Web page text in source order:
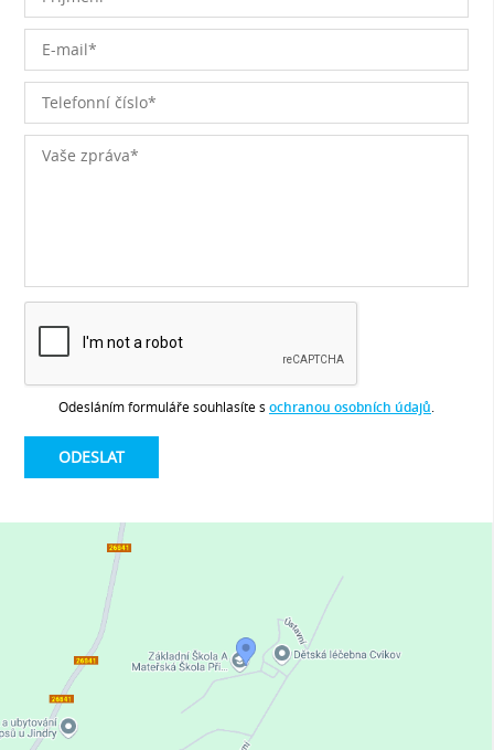
Odesláním formuláře souhlasíte s ochranou osobních údajů.